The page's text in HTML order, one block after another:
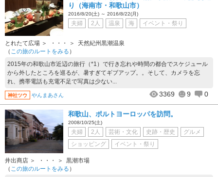
り（海南市・和歌山市）
2016/8/20(土) ～ 2016/8/22(月)
夫婦 2人 温泉 海 イベント・祭り
とれたて広場 ・・・
天然紀州黒潮温泉
（ この旅のルートをみる ）
2015年の和歌山市近辺の旅行（*1）で行き忘れや時間の都合でスケジュール
から外したところを巡るが、暑すぎてギブアップ。。そして、カメラを忘
れ、携帯電話も充電不足で写真は少ない...
神社ツウ やんまあさん 3369 9 0
和歌山、ポルトヨーロッパを訪問。
2008/10/25(土)
夫婦 2人 芸術・文化 史跡・歴史
グルメ
ショッピング
イベント・祭り
井出商店 ・・・
黒潮市場
（ この旅のルートをみる ）